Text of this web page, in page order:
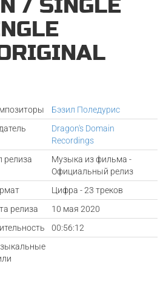
/ SINGLE
Бэзил Поледурис
Dragon's Domain
Recordings
релиза
Музыка из фильма -
Официальный релиз
Цифра - 23 треков
релиза
10 мая 2020
00:56:12